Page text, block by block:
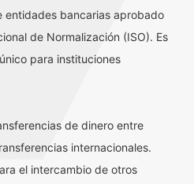
bancarias aprobado
de Normalización (ISO). Es
para instituciones
de dinero entre
internacionales.
el intercambio de otros